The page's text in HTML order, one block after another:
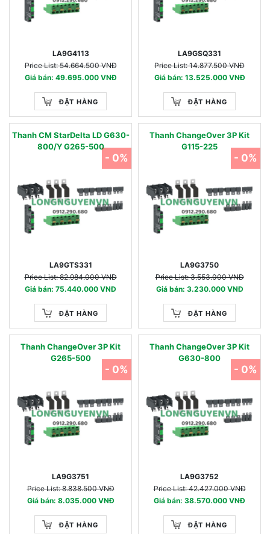
LA9G4113
Price List: 54.664.500 VNĐ
Giá bán: 49.695.000 VNĐ
ĐẶT HÀNG
LA9GSQ331
Price List: 14.877.500 VNĐ
Giá bán: 13.525.000 VNĐ
ĐẶT HÀNG
Thanh CM StarDelta LD G630-
800/Y G265-500
LA9GTS331
Price List: 82.984.000 VNĐ
Giá bán: 75.440.000 VNĐ
ĐẶT HÀNG
- 0%
Thanh ChangeOver 3P Kit
G115-225
LA9G3750
Price List: 3.553.000 VNĐ
Giá bán: 3.230.000 VNĐ
ĐẶT HÀNG
- 0%
Thanh ChangeOver 3P Kit
G265-500
LA9G3751
Price List: 8.838.500 VNĐ
Giá bán: 8.035.000 VNĐ
ĐẶT HÀNG
- 0%
Thanh ChangeOver 3P Kit
G630-800
LA9G3752
Price List: 42.427.000 VNĐ
Giá bán: 38.570.000 VNĐ
ĐẶT HÀNG
- 0%